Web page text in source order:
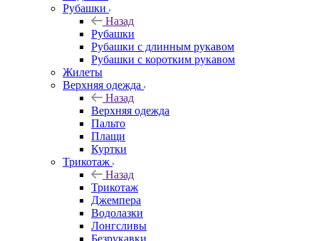
Рубашки
Назад
Рубашки
Рубашки с длинным рукавом
Рубашки с коротким рукавом
Жилеты
Верхняя одежда
Назад
Верхняя одежда
Пальто
Плащи
Куртки
Трикотаж
Назад
Трикотаж
Джемпера
Водолазки
Лонгсливы
Безрукавки